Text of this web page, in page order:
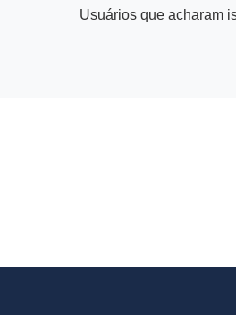
Usuários que acharam